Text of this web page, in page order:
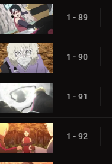
1 - 89
1 - 90
1 - 91
1 - 92